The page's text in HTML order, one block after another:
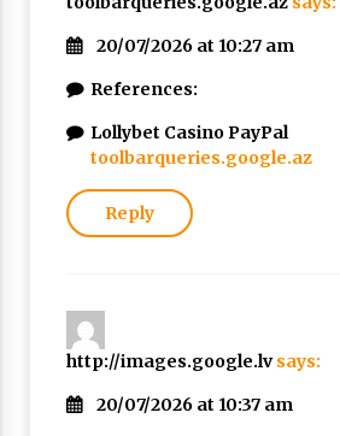
20/07/2026 at 10:27 am
References:
Lollybet Casino PayPal
toolbarqueries.google.az
Reply
http://images.google.lv says:
20/07/2026 at 10:37 am